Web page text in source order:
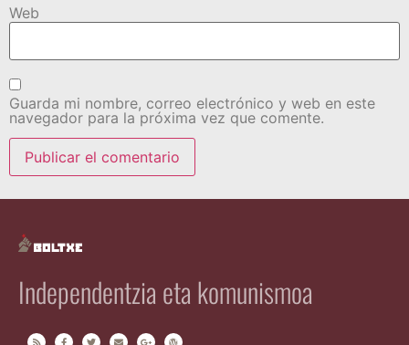
Web
Guarda mi nombre, correo electrónico y web en este
navegador para la próxima vez que comente.
Independentzia eta komunismoa